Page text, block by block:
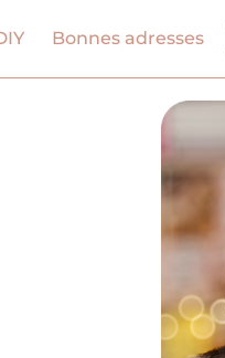
Bonnes adresses